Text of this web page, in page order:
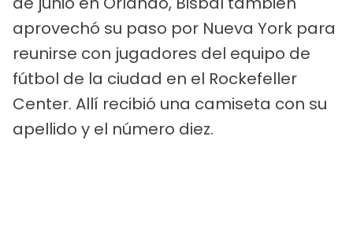
aprovechó su paso por Nueva York para
reunirse con jugadores del equipo de
fútbol de la ciudad en el Rockefeller
Center. Allí recibió una camiseta con su
apellido y el número diez.